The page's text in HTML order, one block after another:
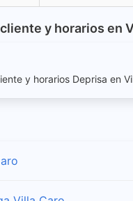
y horarios en
y horarios Deprisa en